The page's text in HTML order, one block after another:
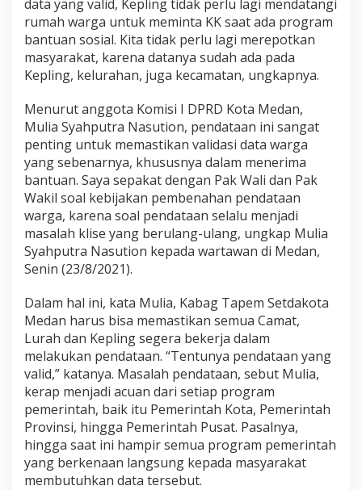
e
m
k
o
P
e
b
e
n
a
h
a
n
D
a
t
a
W
a
g
a
K
o
t
a
M
e
d
a
n
data yang valid, Kepling tidak perlu lagi mendatangi
rumah warga untuk meminta KK saat ada program
bantuan sosial. Kita tidak perlu lagi merepotkan
masyarakat, karena datanya sudah ada pada
Kepling, kelurahan, juga kecamatan, ungkapnya.
Menurut anggota Komisi I DPRD Kota Medan,
Mulia Syahputra Nasution, pendataan ini sangat
penting untuk memastikan validasi data warga
yang sebenarnya, khususnya dalam menerima
bantuan. Saya sepakat dengan Pak Wali dan Pak
Wakil soal kebijakan pembenahan pendataan
warga, karena soal pendataan selalu menjadi
masalah klise yang berulang-ulang, ungkap Mulia
Syahputra Nasution kepada wartawan di Medan,
Senin (23/8/2021).
Dalam hal ini, kata Mulia, Kabag Tapem Setdakota
Medan harus bisa memastikan semua Camat,
Lurah dan Kepling segera bekerja dalam
melakukan pendataan. “Tentunya pendataan yang
valid,” katanya. Masalah pendataan, sebut Mulia,
kerap menjadi acuan dari setiap program
pemerintah, baik itu Pemerintah Kota, Pemerintah
Provinsi, hingga Pemerintah Pusat. Pasalnya,
hingga saat ini hampir semua program pemerintah
yang berkenaan langsung kepada masyarakat
membutuhkan data tersebut.